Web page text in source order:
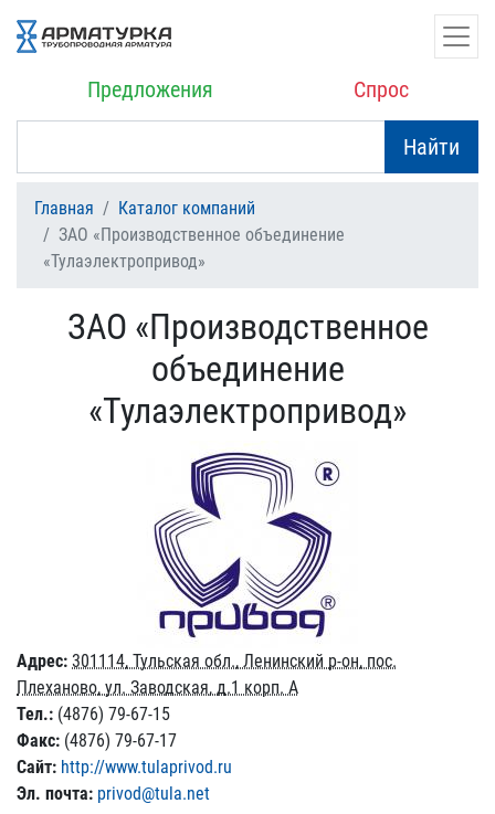
Предложения Спрос
Найти
Главная
Каталог компаний
ЗАО «Производственное объединение
«Тулаэлектропривод»
ЗАО «Производственное
объединение
«Тулаэлектропривод»
Адрес: 301114, Тульская обл., Ленинский р-он, пос.
Плеханово, ул. Заводская, д.1 корп. А
Тел.: (4876) 79-67-15
Факс: (4876) 79-67-17
Сайт: http://www.tulaprivod.ru
Эл. почта: privod@tula.net